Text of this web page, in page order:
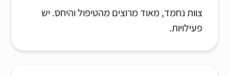
צוות נחמד, מאוד מרוצים מהטיפול והיחס. יש
פעילויות.